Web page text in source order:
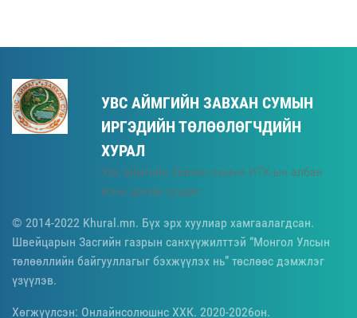
УВС АЙМГИЙН ЗАВХАН СУМЫН
ИРГЭДИЙН ТӨЛӨӨЛӨГЧДИЙН
ХУРАЛ
Увс аймгийн Завхан сумын ИТХ-ын албан
ёсны цахим хуудас
© 2014-2022 Khural.mn. Бүх эрх хуулиар хамгаалагдсан.
Швейцарын Засгийн газрын санхүүжилттэй “Монгол Улсын
төлөөллийн байгууллагыг бэхжүүлэх нь” төслөөс дэмжлэг
үзүүлэв.
Хөгжүүлсэн: Онлайнсолюшнс ХХК. 2020-2026он.